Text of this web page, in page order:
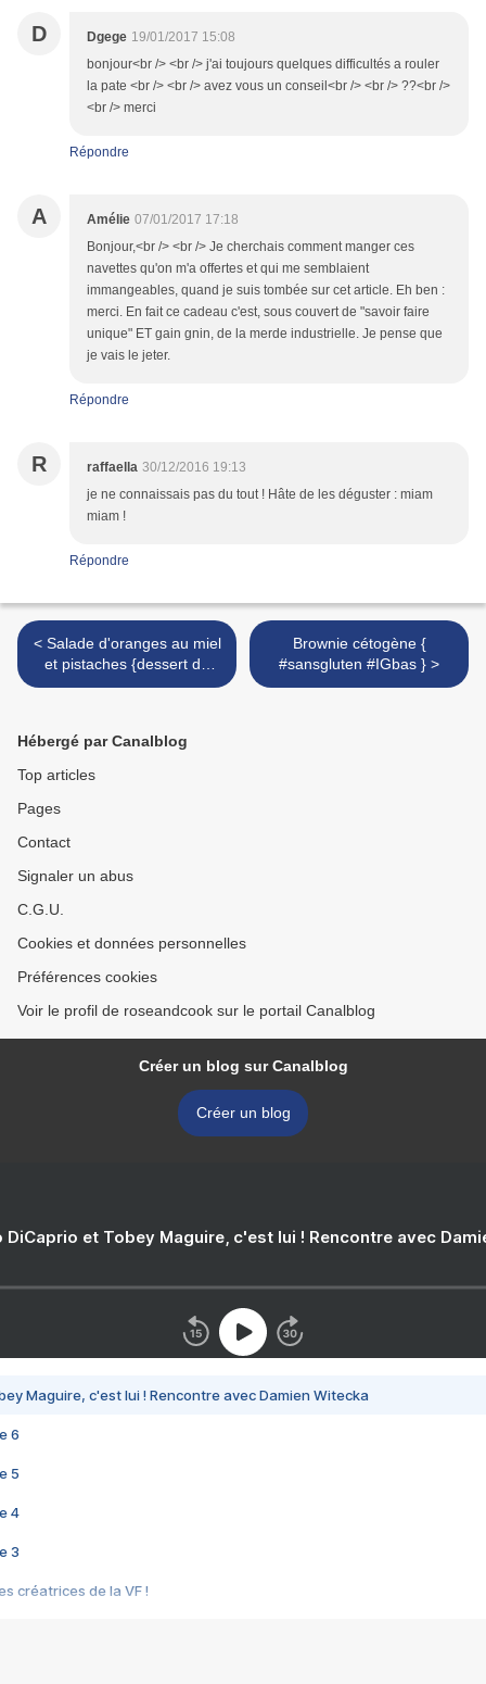
D Dgege 19/01/2017 15:08
bonjour<br /> <br /> j'ai toujours quelques difficultés a rouler
la pate <br /> <br /> avez vous un conseil<br /> <br /> ??<br />
<br /> merci
Répondre
A Amélie 07/01/2017 17:18
Bonjour,<br /> <br /> Je cherchais comment manger ces
navettes qu'on m'a offertes et qui me semblaient
immangeables, quand je suis tombée sur cet article. Eh ben :
merci. En fait ce cadeau c'est, sous couvert de "savoir faire
unique" ET gain gnin, de la merde industrielle. Je pense que
je vais le jeter.
Répondre
R raffaella 30/12/2016 19:13
je ne connaissais pas du tout ! Hâte de les déguster : miam
miam !
Répondre
< Salade d'oranges au miel
et pistaches {dessert de
fêtes léger, rapide et
Brownie cétogène {
#sansgluten #IGbas } >
Hébergé par Canalblog
Top articles
Pages
Contact
Signaler un abus
C.G.U.
Cookies et données personnelles
Préférences cookies
Voir le profil de roseandcook sur le portail Canalblog
Créer un blog sur Canalblog
Créer un blog
DiCaprio et Tobey Maguire, c'est lui ! Rencontre avec
Maguire, c'est lui ! Rencontre avec Damien Witecka
6
5
4
3
créatrices de la VF !